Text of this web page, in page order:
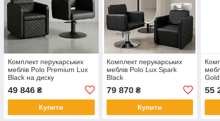
Комплект перукарських
меблів Polo Premium Lux
Black на диску
49 846 ₴
Купити
Комплект перукарських
меблів Polo Lux Spark
Black
79 870₴
Купити
Gold
55